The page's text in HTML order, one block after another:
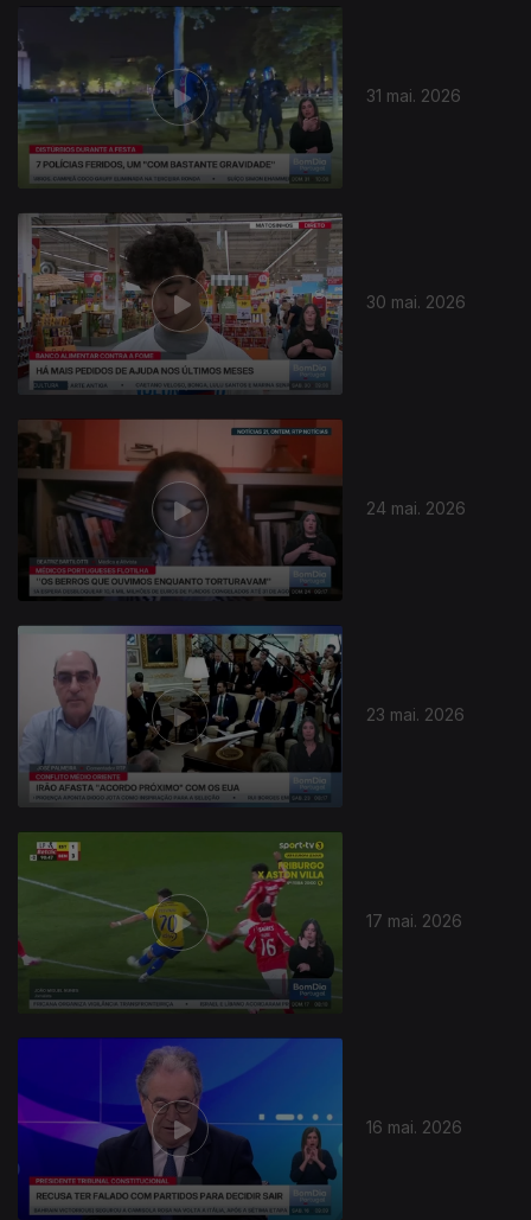
31 mai. 2026
30 mai. 2026
24 mai. 2026
23 mai. 2026
17 mai. 2026
929683
16 mai. 2026